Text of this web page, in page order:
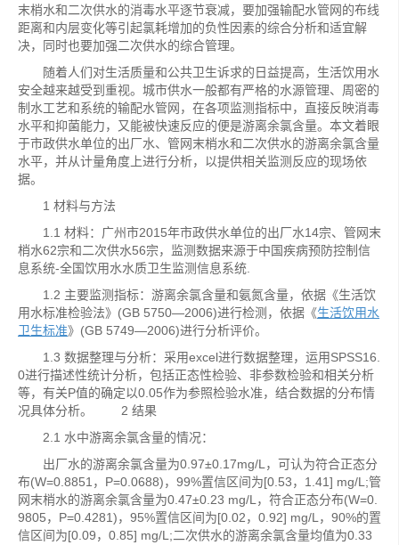
末梢水和二次供水的消毒水平逐节衰减，要加强输配水管网的布线
距离和内层变化等引起氯耗增加的负性因素的综合分析和适宜解
决，同时也要加强二次供水的综合管理。
随着人们对生活质量和公共卫生诉求的日益提高，生活饮用水
安全越来越受到重视。城市供水一般都有严格的水源管理、周密的
制水工艺和系统的输配水管网，在各项监测指标中，直接反映消毒
水平和抑菌能力，又能被快速反应的便是游离余氯含量。本文着眼
于市政供水单位的出厂水、管网末梢水和二次供水的游离余氯含量
水平，并从计量角度上进行分析，以提供相关监测反应的现场依
据。
1 材料与方法
1.1 材料：广州市2015年市政供水单位的出厂水14宗、管网末
梢水62宗和二次供水56宗，监测数据来源于中国疾病预防控制信
息系统-全国饮用水水质卫生监测信息系统.
1.2 主要监测指标：游离余氯含量和氨氮含量，依据《生活饮
用水标准检验法》(GB 5750―2006)进行检测，依据《生活饮用水
卫生标准》(GB 5749―2006)进行分析评价。
1.3 数据整理与分析：采用excel进行数据整理，运用SPSS16.
0进行描述性统计分析，包括正态性检验、非参数检验和相关分析
等，有关P值的确定以0.05作为参照检验水准，结合数据的分布情
况具体分析。 2 结果
2.1 水中游离余氯含量的情况：
出厂水的游离余氯含量为0.97±0.17mg/L，可认为符合正态分
布(W=0.8851，P=0.0688)，99%置信区间为[0.53，1.41] mg/L;管
网末梢水的游离余氯含量为0.47±0.23 mg/L，符合正态分布(W=0.
9805，P=0.4281)，95%置信区间为[0.02，0.92] mg/L，90%的置
信区间为[0.09，0.85] mg/L;二次供水的游离余氯含量均值为0.33